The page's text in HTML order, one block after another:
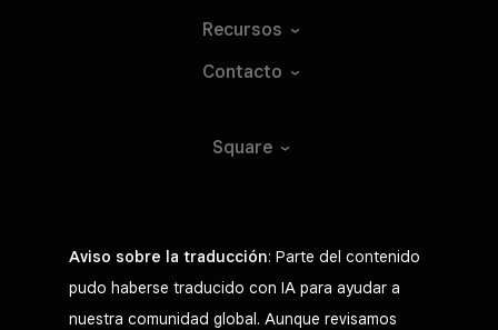
Recursos
Contacto
Square
Aviso sobre la traducción: Parte del contenido
pudo haberse traducido con IA para ayudar a
nuestra comunidad global. Aunque revisamos